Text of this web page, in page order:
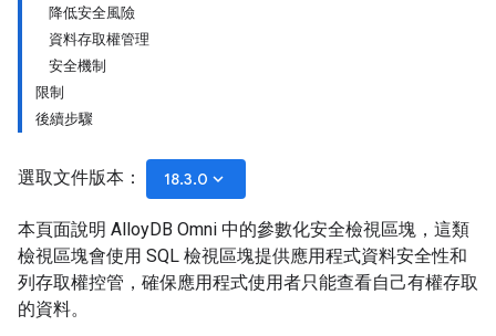
降低安全風險
資料存取權管理
安全機制
限制
後續步驟
選取文件版本： 18.3.0 keyboard_arrow_down
本頁面說明 AlloyDB Omni 中的參數化安全檢視區塊，這類
檢視區塊會使用 SQL 檢視區塊提供應用程式資料安全性和
列存取權控管，確保應用程式使用者只能查看自己有權存取
的資料。